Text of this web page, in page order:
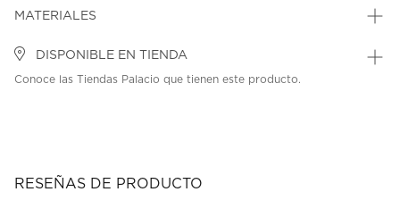
MATERIALES
DISPONIBLE EN TIENDA
Conoce las Tiendas Palacio que tienen este producto.
RESEÑAS DE PRODUCTO